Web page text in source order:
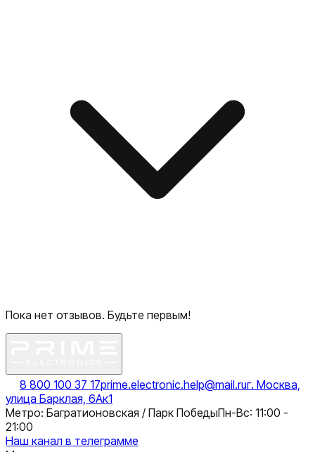
Пока нет отзывов. Будьте первым!
8 800 100 37 17prime.electronic.help@mail.ruг. Москва,
улица Барклая, 6Ак1
Метро: Багратионовская / Парк ПобедыПн-Вс: 11:00 -
21:00
Наш канал в телеграмме